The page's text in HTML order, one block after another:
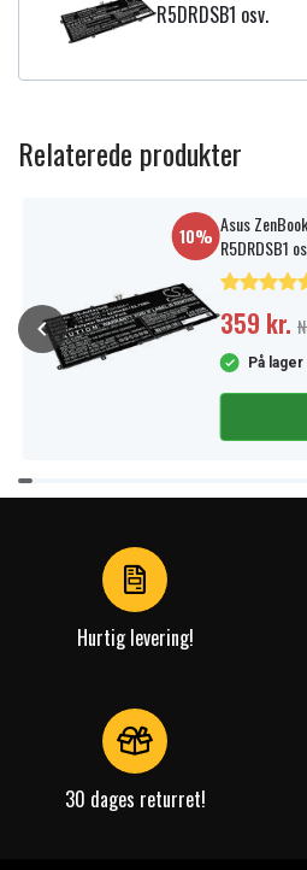
R5DRDSB1 osv.
Relaterede produkter
10% Asus
R5DRDSB1
359 kr.
På lager
Item
1
Hurtig levering!
30 dages returret!